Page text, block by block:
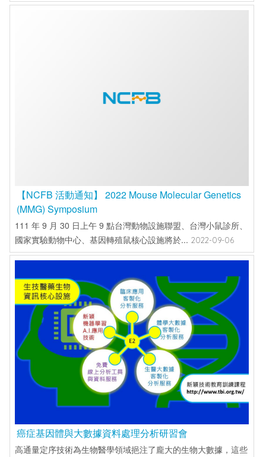
【NCFB 活動通知】 2022 Mouse Molecular Genetics
(MMG) Symposium
111 年 9 月 30 日上午 9 點台灣動物設施聯盟、台灣小鼠診所、
國家實驗動物中心、基因轉殖鼠核心設施將於... 2022-09-06
癌症基因體與大數據資料處理分析研習會
高通量定序技術為生物醫學領域挹注了龐大的生物大數據，這些